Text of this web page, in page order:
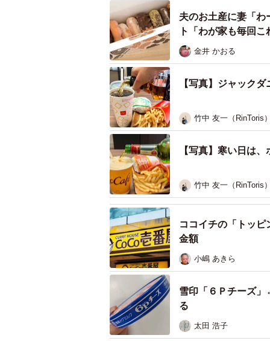
夫のお土産に妻「
ト「わが家も毎回
金井 かおる
【写真】ジャック
竹中 友一（RinToris
【写真】寒い日は
竹中 友一（RinToris
ココイチの「トッ
金額
小嶋 あきら
雪印「６Ｐチーズ
る
太田 浩子